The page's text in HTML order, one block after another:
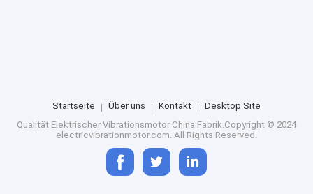
Startseite Über uns Kontakt
Desktop Site
Qualität Elektrischer Vibrationsmotor China Fabrik.Copyright © 2024
electricvibrationmotor.com. All Rights Reserved.